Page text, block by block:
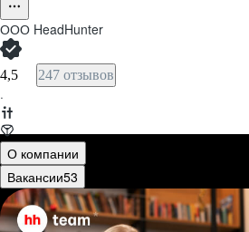
ООО HeadHunter
4,5 247 отзывов
·
О компании
Вакансии53